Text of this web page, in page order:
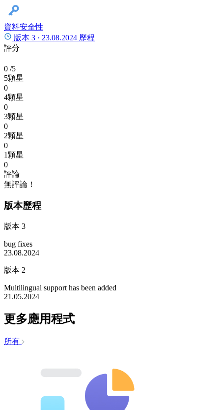
資料安全性
版本 3 · 23.08.2024 歷程
評分
0 /5
5顆星
0
4顆星
0
3顆星
0
2顆星
0
1顆星
0
評論
無評論！
版本歷程
版本 3
bug fixes
23.08.2024
版本 2
Multilingual support has been added
21.05.2024
更多應用程式
所有